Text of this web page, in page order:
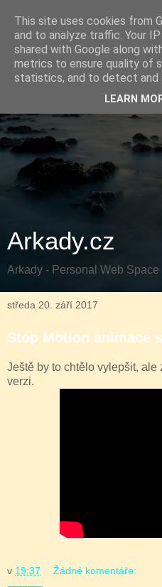
Arkady.cz
Arkady - Personal Web Space
středa 20. září 2017
Stop Motion animace
Ještě by to chtělo vylepšit,
verzi.
v 19:37 Žádné komentáře:
This site uses cookies from
and to analyze traffic. Your
shared with Google along
metrics to ensure quality of
statistics, and to detect and
LEARN